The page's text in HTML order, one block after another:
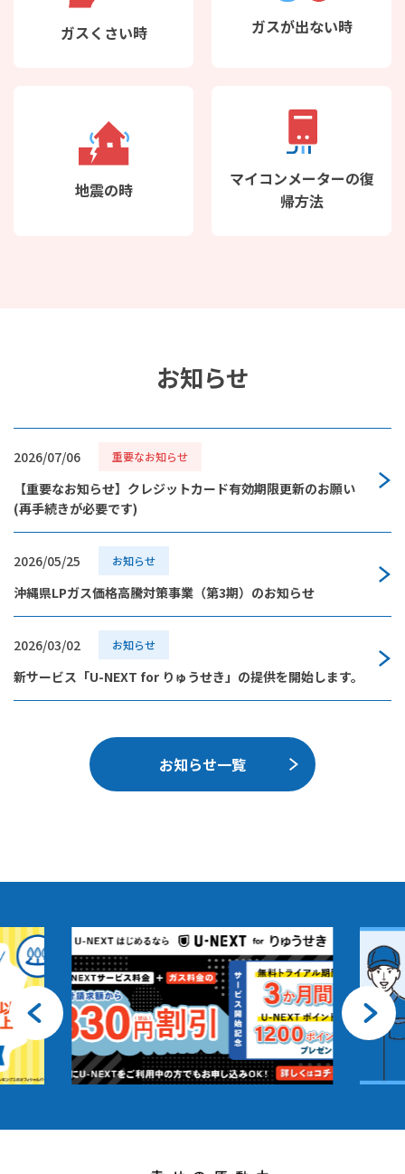
ガスくさい時 ガスが出ない時
地震の時
マイコンメーターの復
帰方法
お知らせ
2026/07/06 重要なお知らせ
【重要なお知らせ】クレジットカード有効期限更新のお願い
(再手続きが必要です)
2026/05/25 お知らせ
沖縄県LPガス価格高騰対策事業（第3期）のお知らせ
2026/03/02 お知らせ
新サービス「U-NEXT for りゅうせき」の提供を開始します。
お知らせ一覧